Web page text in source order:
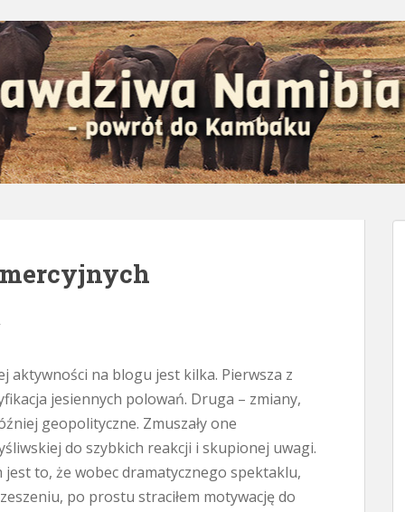
aktywności na blogu jest kilka. Pierwsza z
jesiennych polowań. Druga – zmiany,
geopolityczne. Zmuszały one
do szybkich reakcji i skupionej uwagi.
to, że wobec dramatycznego spektaklu,
po prostu straciłem motywację do